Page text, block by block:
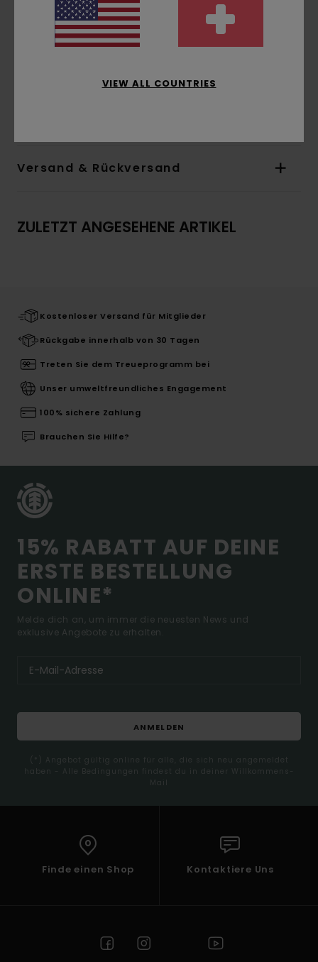
Ärmel:Lange Ärmel
Taschen:Kängurutaschen
Verschluss:Durchgehender Reißverschluss
Versand & Rückversand
ZULETZT ANGESEHENE ARTIKEL
Kostenloser Versand für Mitglieder
Rückgabe innerhalb von 30 Tagen
Treten Sie dem Treueprogramm bei
Unser umweltfreundliches Engagement
100% sichere Zahlung
Brauchen Sie Hilfe?
15% RABATT AUF DEINE
ERSTE BESTELLUNG
ONLINE*
Melde dich an, um immer die neuesten News und
exklusive Angebote zu erhalten.
ANMELDEN
(*) Angebot gültig online für alle, die sich neu angemeldet
haben - Alle Bedingungen findest du in deiner Willkommens-
Mail
Finde einen Shop Kontaktiere Uns
VIEW ALL COUNTRIES